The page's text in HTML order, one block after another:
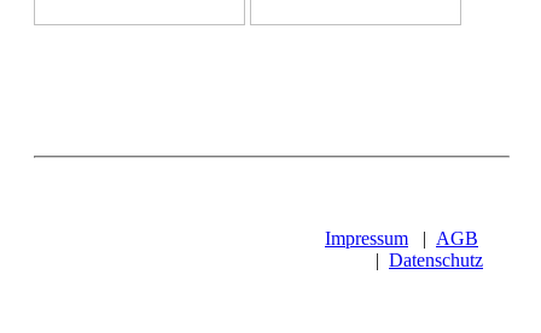
Impressum | AGB
| Datenschutz